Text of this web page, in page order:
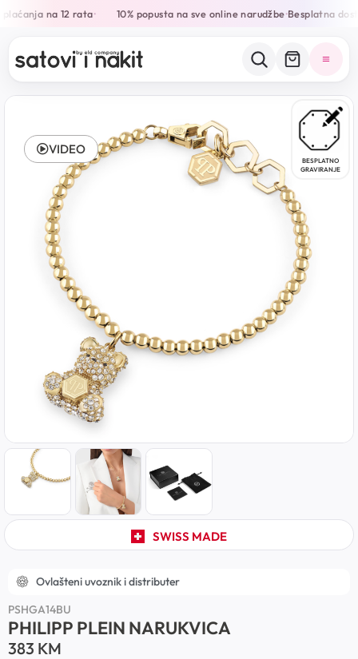
na 12 rata• 10% popusta na sve online narudžbe•Besplatna
BESPLATNO
GRAVIRANJE
SWISS MADE
VIDEO
Ovlašteni uvoznik i distributer
PSHGA14BU
PHILIPP PLEIN NARUKVICA
383 KM